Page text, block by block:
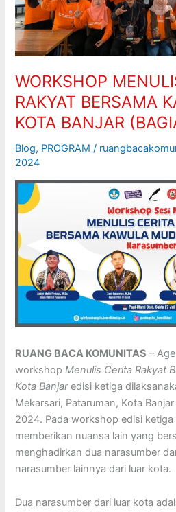
WORKSHOP
RAKYAT BERSAMA
KOTA BANJAR
Blog, PROGRAM /
2024
RUANG BACA KOMUNITAS –
workshop Menulis Cerita Rakyat
Kota Banjaredisi ketiga
Mekarsari, Pataruman, Kota
2024. Pada workshop edisi
memberikan nuansa lain yang
menghadirkan dua narasumber
narasumber lainnya dari luar kota.
Dua narasumber dari luar kota
KOTA
BANJAR
(BAGIAN